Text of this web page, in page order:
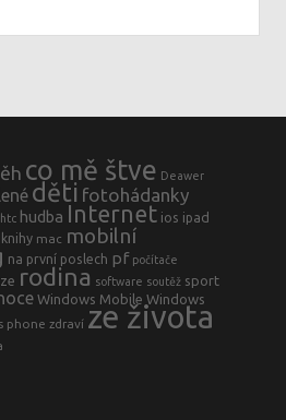
co mě štve Deawer
děti fotohádanky
htc hudba Internet ios ipad
knihy mac mobilní
na první poslech pf počítače
rodina software soutěž sport
Windows Mobile Windows
phone zdraví ze života